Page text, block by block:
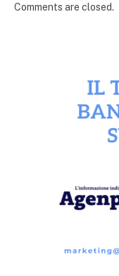
Comments are closed.